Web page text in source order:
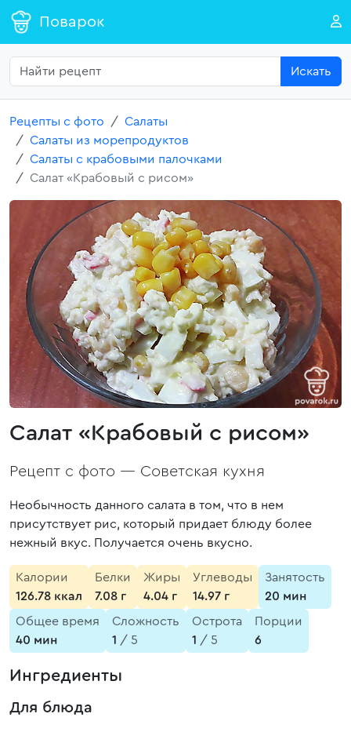
Поварок
Искать
Рецепты с фото
Салаты
Салаты из морепродуктов
Салаты с крабовыми палочками
Салат «Крабовый с рисом»
Салат «Крабовый с рисом»
Рецепт с фото — Советская кухня
Необычность данного салата в том, что в нем
присутствует рис, который придает блюду более
нежный вкус. Получается очень вкусно.
Калории
126.78 ккал
Белки
7.08 г
Жиры
4.04 г
Углеводы
14.97 г
Занятость
20 мин
Общее время
40 мин
Сложность
1 / 5
Острота
1 / 5
Порции
6
Ингредиенты
Для блюда